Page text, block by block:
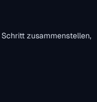
zusammenstellen,